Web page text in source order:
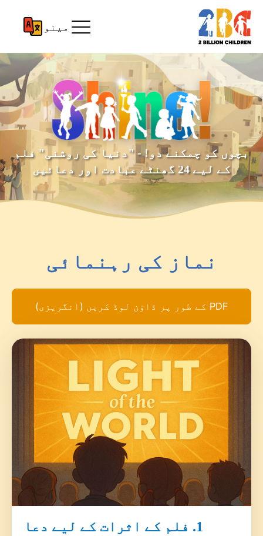
مینو
بچوں کو چمکنے دو! - "دنیا کی روشنی" فلم
کے لیے 24 گھنٹے عبادت اور دعائیں
نماز کی رہنمائی
PDF کے طور پر ڈاؤن لوڈ کریں (انگریزی)
1. فلم کے اثرات کے لیے دعا